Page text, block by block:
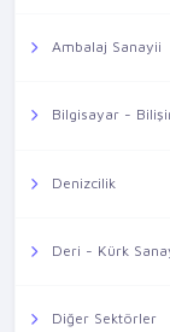
Ambalaj Sanayii
Bilgisayar -
Denizcilik
Deri - Kürk
Diğer Sektörler